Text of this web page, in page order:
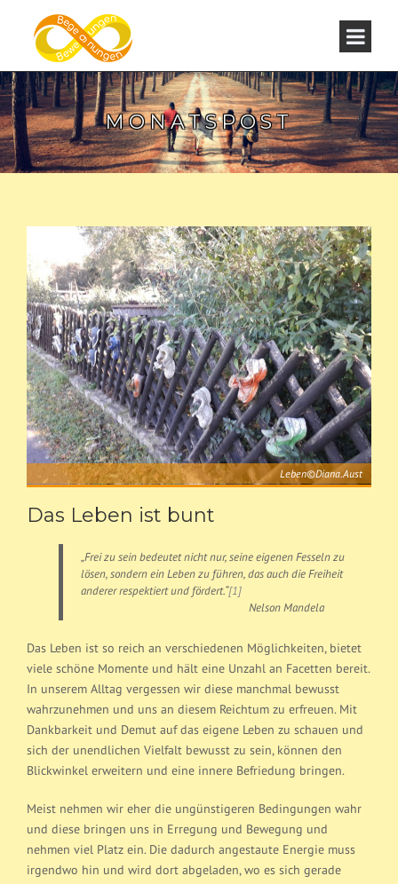
MONATSPOST
Leben©Diana.Aust
Das Leben ist bunt
„Frei zu sein bedeutet nicht nur, seine eigenen Fesseln zu
lösen, sondern ein Leben zu führen, das auch die Freiheit
anderer respektiert und fördert.“[1]
Nelson Mandela
Das Leben ist so reich an verschiedenen Möglichkeiten, bietet
viele schöne Momente und hält eine Unzahl an Facetten bereit.
In unserem Alltag vergessen wir diese manchmal bewusst
wahrzunehmen und uns an diesem Reichtum zu erfreuen. Mit
Dankbarkeit und Demut auf das eigene Leben zu schauen und
sich der unendlichen Vielfalt bewusst zu sein, können den
Blickwinkel erweitern und eine innere Befriedung bringen.
Meist nehmen wir eher die ungünstigeren Bedingungen wahr
und diese bringen uns in Erregung und Bewegung und
nehmen viel Platz ein. Die dadurch angestaute Energie muss
irgendwo hin und wird dort abgeladen, wo es sich gerade